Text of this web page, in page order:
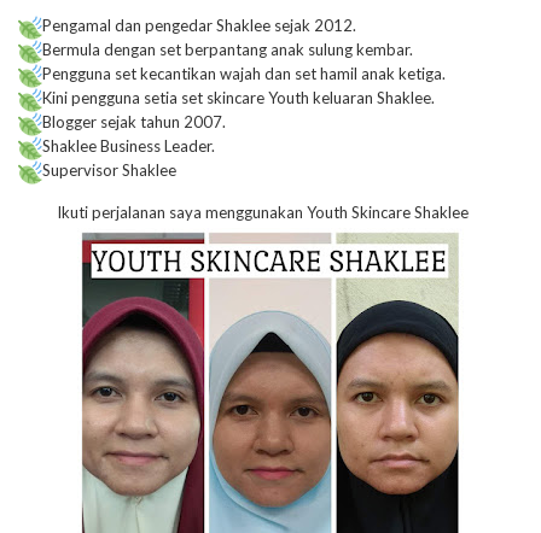
Pengamal dan pengedar Shaklee sejak 2012.
Bermula dengan set berpantang anak sulung kembar.
Pengguna set kecantikan wajah dan set hamil anak ketiga.
Kini pengguna setia set skincare Youth keluaran Shaklee.
Blogger sejak tahun 2007.
Shaklee Business Leader.
Supervisor Shaklee
Ikuti perjalanan saya menggunakan Youth Skincare Shaklee